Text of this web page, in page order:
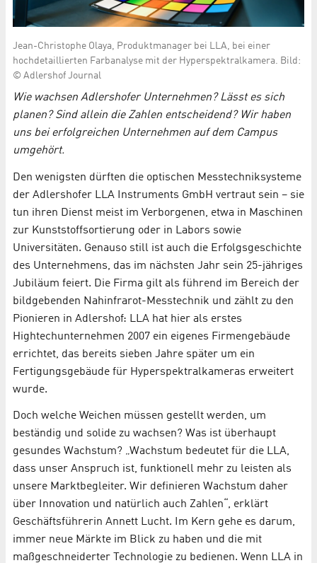
Jean-Christophe Olaya, Produktmanager bei LLA, bei einer
hochdetaillierten Farbanalyse mit der Hyperspektralkamera. Bild:
© Adlershof Journal
Wie wachsen Adlershofer Unternehmen? Lässt es sich
planen? Sind allein die Zahlen entscheidend? Wir haben
uns bei erfolgreichen Unternehmen auf dem Campus
umgehört.
Den wenigsten dürften die optischen Messtechniksysteme
der Adlershofer LLA Instruments GmbH vertraut sein – sie
tun ihren Dienst meist im Verborgenen, etwa in Maschinen
zur Kunststoffsortierung oder in Labors sowie
Universitäten. Genauso still ist auch die Erfolgsgeschichte
des Unternehmens, das im nächsten Jahr sein 25-jähriges
Jubiläum feiert. Die Firma gilt als führend im Bereich der
bildgebenden Nahinfrarot-Messtechnik und zählt zu den
Pionieren in Adlershof: LLA hat hier als erstes
Hightechunternehmen 2007 ein eigenes Firmengebäude
errichtet, das bereits sieben Jahre später um ein
Fertigungsgebäude für Hyperspektralkameras erweitert
wurde.
Doch welche Weichen müssen gestellt werden, um
beständig und solide zu wachsen? Was ist überhaupt
gesundes Wachstum? „Wachstum bedeutet für die LLA,
dass unser Anspruch ist, funktionell mehr zu leisten als
unsere Marktbegleiter. Wir definieren Wachstum daher
über Innovation und natürlich auch Zahlen“, erklärt
Geschäftsführerin Annett Lucht. Im Kern gehe es darum,
immer neue Märkte im Blick zu haben und die mit
maßgeschneiderter Technologie zu bedienen. Wenn LLA in